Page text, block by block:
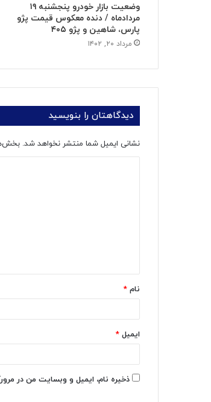
وضعیت بازار خودرو پنجشنبه ۱۹
مردادماه / دنده معکوس قیمت پژو
پارس، شاهین و پژو ۴۰۵
مرداد ۲۰, ۱۴۰۲
دیدگاهتان را بنویسید
نشانی ایمیل شما منتشر نخواهد شد.
*
نام *
ایمیل *
ذخیره نام، ایمیل و وبسایت من در